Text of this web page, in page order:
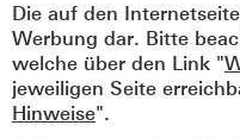
Die auf den
Werbung dar. Bitte
welche über den Link "
jeweiligen Seite
Hinweise".